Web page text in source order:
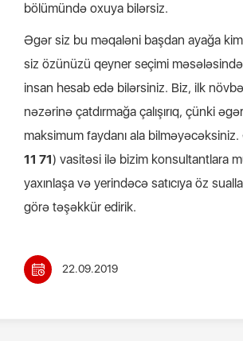
bölümündə oxuya bilərsiz.
Əgər siz bu məqaləni başdan ayağa
siz özünüzü qeyner seçimi
insan hesab edə bilərsiniz. Biz, ilk
nəzərinə çatdırmağa çalışırıq, çünki
maksimum faydanı ala
11 71) vasitəsi ilə bizim konsultantlara
yaxınlaşa və yerindəcə satıcıya öz
görə təşəkkür edirik.
22.09.2019